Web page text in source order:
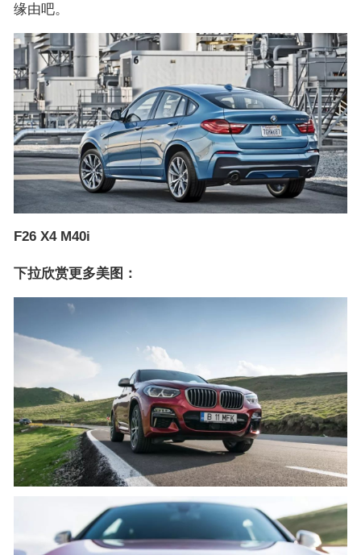
缘由吧。
F26 X4 M40i
下拉欣赏更多美图：